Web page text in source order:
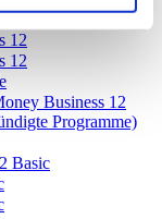
12
12
Business 12
Programme)
Basic